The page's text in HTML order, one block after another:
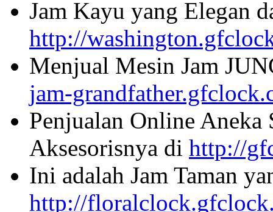
Jam Kayu yang Elegan
http://
Menjual Mesin Jam
jam-
Penjualan Online Aneka
Aksesorisnya di http://
Ini adalah Jam Taman
http://